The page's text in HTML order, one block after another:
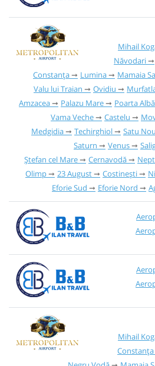
Mihail
Năvodari
Constanța
Lumina Mamaia
Valu lui Traian
Ovidiu
Amzacea
Palazu Mare Poarta Albă
Vama Veche
Castelu
Medgidia
Techirghiol Satu Nou
Saturn
Venus
Ștefan cel Mare
Cernavodă
Olimp
23 August Costinești
Eforie Sud
Eforie Nord
Mihail
Constanța